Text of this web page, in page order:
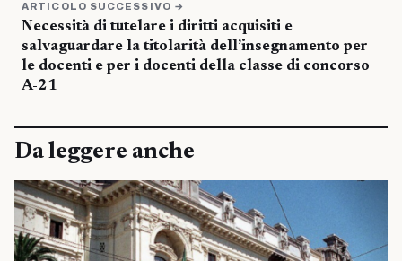
ARTICOLO SUCCESSIVO →
Necessità di tutelare i diritti acquisiti e
salvaguardare la titolarità dell’insegnamento per
le docenti e per i docenti della classe di concorso
A-21
Da leggere anche